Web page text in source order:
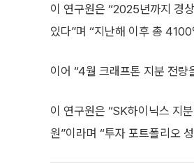
이 연구원은 “2025년까지 경
있다”며 “지난해 이후 총
이어 “4월 크래프톤 지분 전
이 연구원은 “SK하이닉스 지
원”이라며 “투자 포트폴리오